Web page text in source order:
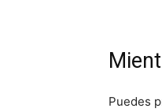
Puedes